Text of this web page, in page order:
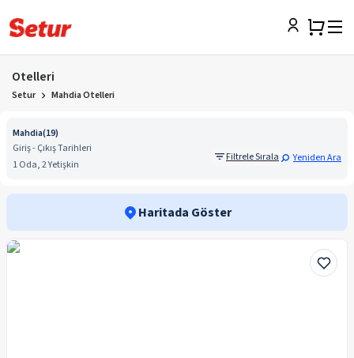
Otelleri
Setur Mahdia Otelleri
Mahdia(19)
Giriş - Çıkış Tarihleri
1 Oda, 2 Yetişkin
Filtrele Sırala Yeniden Ara
Haritada Göster